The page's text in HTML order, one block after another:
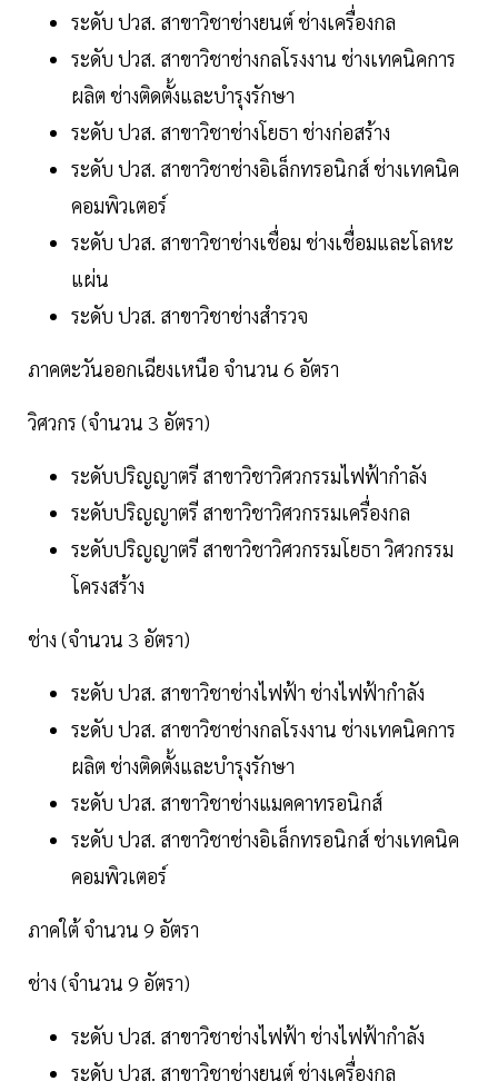
ระดับ ปวส. สาขาวิชาช่างยนต์ ช่างเครื่องกล
ระดับ ปวส. สาขาวิชาช่างกลโรงงาน ช่างเทคนิคการ
ผลิต ช่างติดตั้งและบำรุงรักษา
ระดับ ปวส. สาขาวิชาช่างโยธา ช่างก่อสร้าง
ระดับ ปวส. สาขาวิชาช่างอิเล็กทรอนิกส์ ช่างเทคนิค
คอมพิวเตอร์
ระดับ ปวส. สาขาวิชาช่างเชื่อม ช่างเชื่อมและโลหะ
แผ่น
ระดับ ปวส. สาขาวิชาช่างสำรวจ
ภาคตะวันออกเฉียงเหนือ จำนวน 6 อัตรา
วิศวกร (จำนวน 3 อัตรา)
ระดับปริญญาตรี สาขาวิชาวิศวกรรมไฟฟ้ากำลัง
ระดับปริญญาตรี สาขาวิชาวิศวกรรมเครื่องกล
ระดับปริญญาตรี สาขาวิชาวิศวกรรมโยธา วิศวกรรม
โครงสร้าง
ช่าง (จำนวน 3 อัตรา)
ระดับ ปวส. สาขาวิชาช่างไฟฟ้า ช่างไฟฟ้ากำลัง
ระดับ ปวส. สาขาวิชาช่างกลโรงงาน ช่างเทคนิคการ
ผลิต ช่างติดตั้งและบำรุงรักษา
ระดับ ปวส. สาขาวิชาช่างแมคคาทรอนิกส์
ระดับ ปวส. สาขาวิชาช่างอิเล็กทรอนิกส์ ช่างเทคนิค
คอมพิวเตอร์
ภาคใต้ จำนวน 9 อัตรา
ช่าง (จำนวน 9 อัตรา)
ระดับ ปวส. สาขาวิชาช่างไฟฟ้า ช่างไฟฟ้ากำลัง
ระดับ ปวส. สาขาวิชาช่างยนต์ ช่างเครื่องกล